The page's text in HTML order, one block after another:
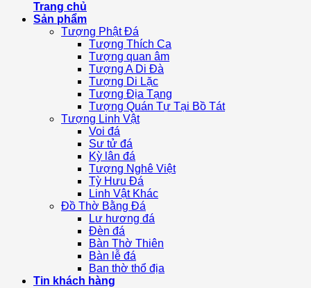
Trang chủ
Sản phẩm
Tượng Phật Đá
Tượng Thích Ca
Tượng quan âm
Tượng A Di Đà
Tượng Di Lặc
Tượng Địa Tạng
Tượng Quán Tự Tại Bồ Tát
Tượng Linh Vật
Voi đá
Sư tử đá
Kỳ lân đá
Tượng Nghê Việt
Tỳ Hưu Đá
Linh Vật Khác
Đồ Thờ Bằng Đá
Lư hương đá
Đèn đá
Bàn Thờ Thiên
Bàn lễ đá
Ban thờ thổ địa
Tin khách hàng